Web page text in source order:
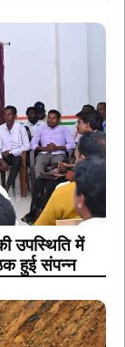
उपस्थिति में
हुई संपन्न